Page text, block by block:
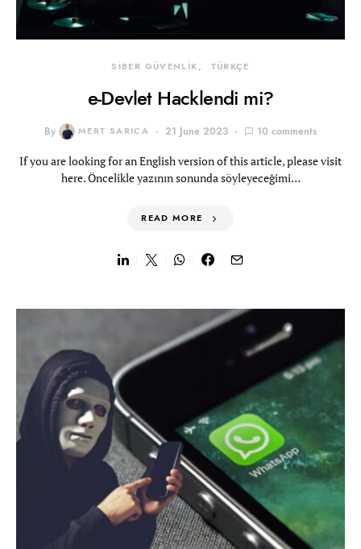
SİBER GÜVENLİK TÜRKÇE
e-Devlet Hacklendi mi?
By MERT SARICA 21 June 2023 10 comments
If you are looking for an English version of this article, please visit
here. Öncelikle yazının sonunda söyleyeceğimi…
READ MORE